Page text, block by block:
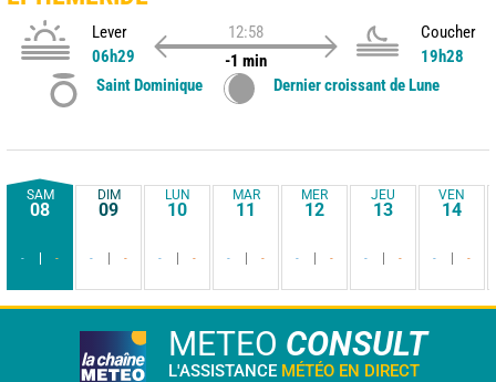
Lever
06h29
12:58
-1 min
Coucher
19h28
Saint Dominique
Dernier croissant de Lune
SAM
08
- -
DIM
09
- -
LUN
10
- -
MAR
11
- -
MER
12
- -
JEU
13
- -
VEN
14
- -
METEO CONSULT
L'ASSISTANCE MÉTÉO EN DIRECT